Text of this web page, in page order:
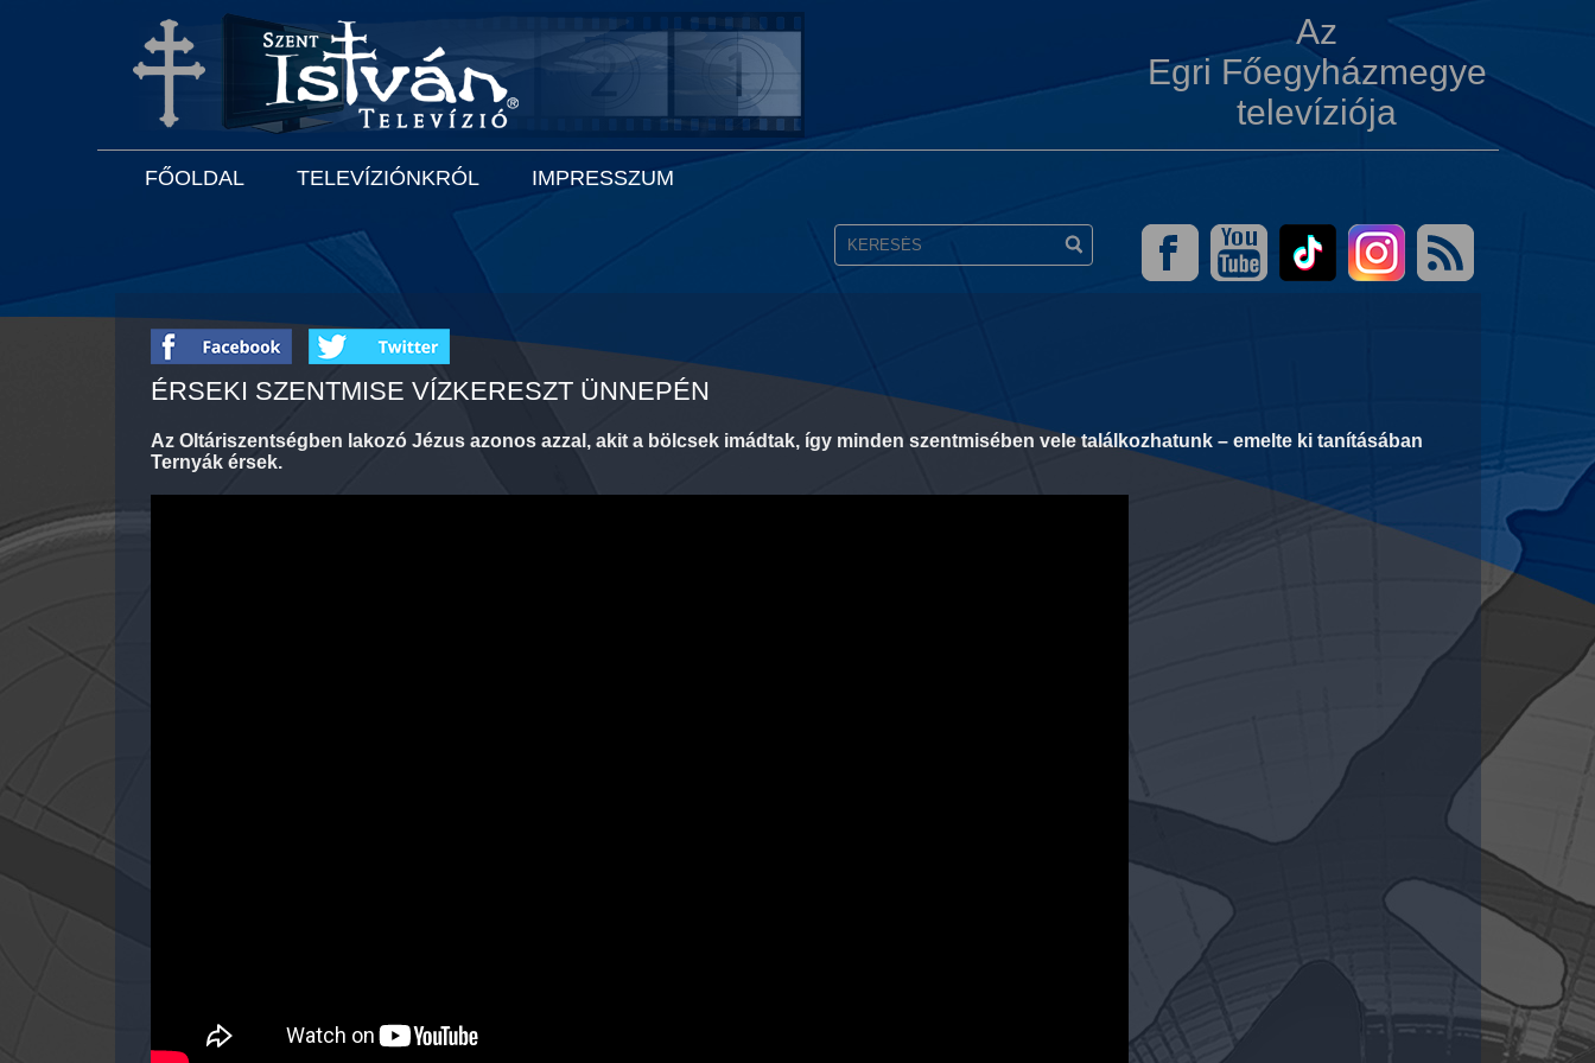
Az
Egri Főegyházmegye
televíziója
FŐOLDAL TELEVÍZIÓNKRÓL IMPRESSZUM
ÉRSEKI SZENTMISE VÍZKERESZT ÜNNEPÉN
Az Oltáriszentségben lakozó Jézus azonos azzal, akit a bölcsek imádtak, így minden szentmisében vele találkozhatunk – emelte ki tanításában
Ternyák érsek.